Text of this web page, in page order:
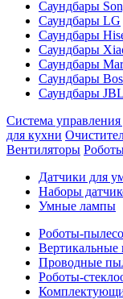
Саундбары
Саундбары LG
Саундбары
Саундбары
Саундбары
Саундбары
Саундбары JBL
Система
для кухни
Вентиляторы
Датчики для
Наборы
Умные лампы
Роботы-
Вертикальные
Проводные
Роботы-